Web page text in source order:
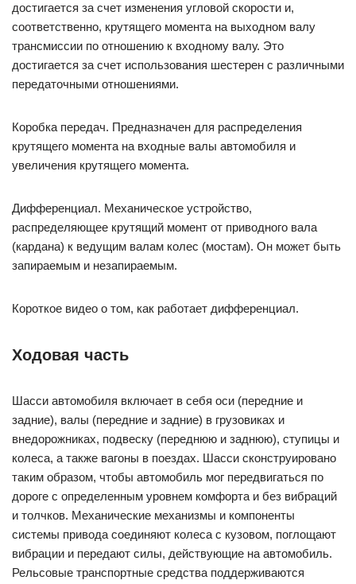
достигается за счет изменения угловой скорости и,
соответственно, крутящего момента на выходном валу
трансмиссии по отношению к входному валу. Это
достигается за счет использования шестерен с различными
передаточными отношениями.
Коробка передач. Предназначен для распределения
крутящего момента на входные валы автомобиля и
увеличения крутящего момента.
Дифференциал. Механическое устройство,
распределяющее крутящий момент от приводного вала
(кардана) к ведущим валам колес (мостам). Он может быть
запираемым и незапираемым.
Короткое видео о том, как работает дифференциал.
Ходовая часть
Шасси автомобиля включает в себя оси (передние и
задние), валы (передние и задние) в грузовиках и
внедорожниках, подвеску (переднюю и заднюю), ступицы и
колеса, а также вагоны в поездах. Шасси сконструировано
таким образом, чтобы автомобиль мог передвигаться по
дороге с определенным уровнем комфорта и без вибраций
и толчков. Механические механизмы и компоненты
системы привода соединяют колеса с кузовом, поглощают
вибрации и передают силы, действующие на автомобиль.
Рельсовые транспортные средства поддерживаются